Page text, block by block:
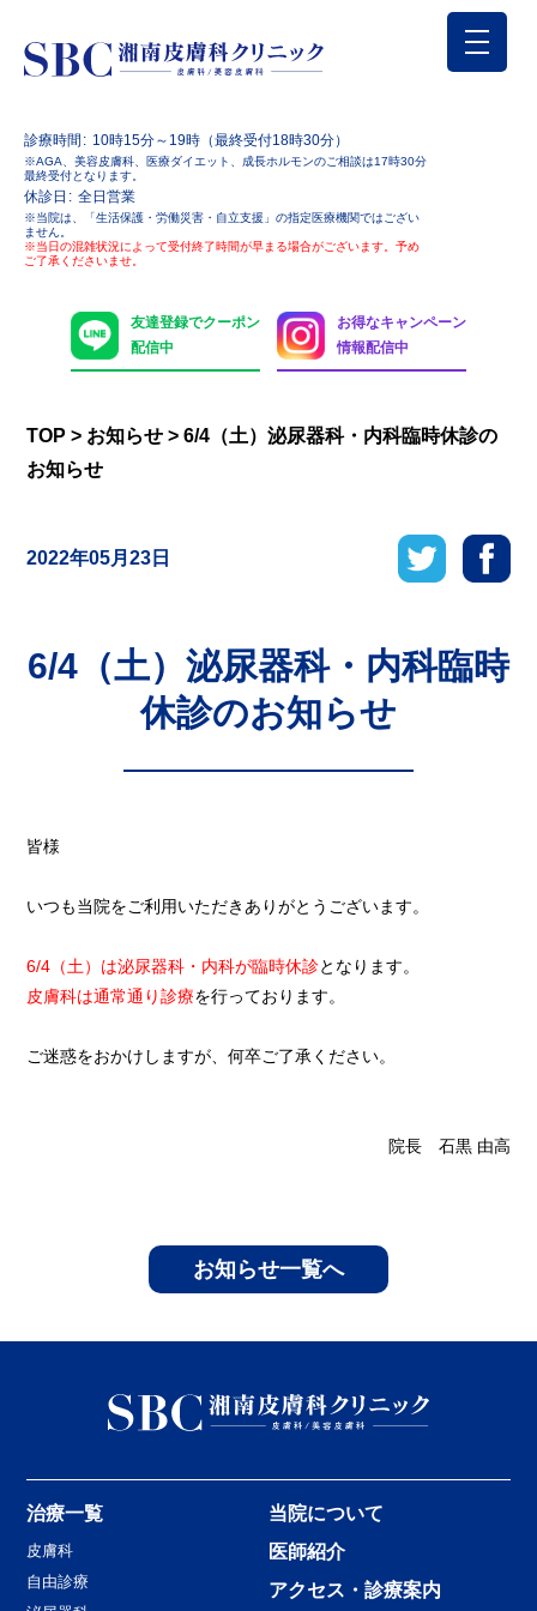
診療時間 10時15分～19時（最終受付18時30分）
※AGA、美容皮膚科、医療ダイエット、成長ホルモンのご相談は17時30分
最終受付となります。
休診日 全日営業
※当院は、「生活保護・労働災害・自立支援」の指定医療機関ではござい
ません。
※当日の混雑状況によって受付終了時間が早まる場合がございます。予め
ご了承くださいませ。
友達登録でクーポン
配信中
お得なキャンペーン
情報配信中
TOP > お知らせ >6/4（土）泌尿器科・内科臨時休診の
お知らせ
2022年05月23日
6/4（土）泌尿器科・内科臨時
休診のお知らせ
皆様
いつも当院をご利用いただきありがとうございます。
6/4（土）は泌尿器科・内科が臨時休診となります。
皮膚科は通常通り診療を行っております。
ご迷惑をおかけしますが、何卒ご了承ください。
院長 石黒 由高
お知らせ一覧へ
治療一覧
皮膚科
自由診療
当院について
医師紹介
アクセス・診療案内